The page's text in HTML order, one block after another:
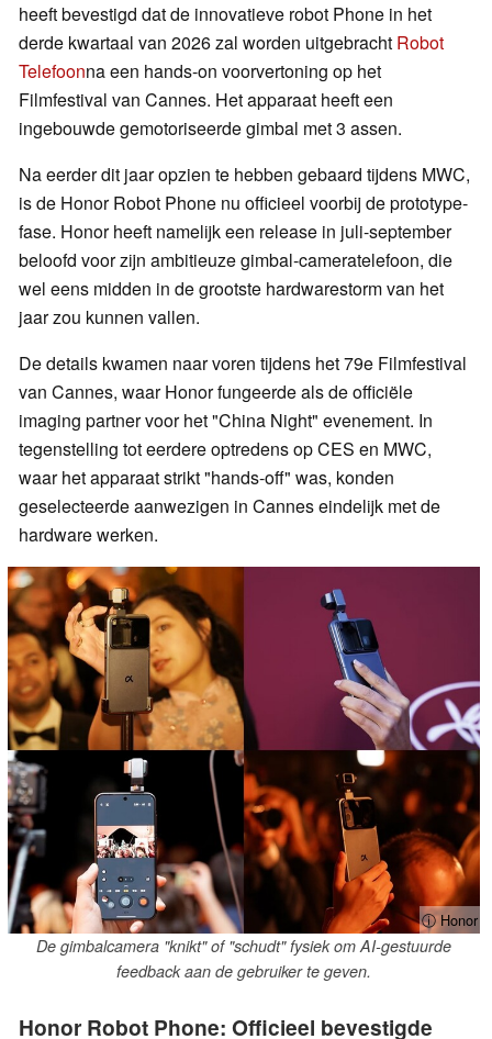
heeft bevestigd dat de innovatieve robot Phone in het
derde kwartaal van 2026 zal worden uitgebracht Robot
Telefoonna een hands-on voorvertoning op het
Filmfestival van Cannes. Het apparaat heeft een
ingebouwde gemotoriseerde gimbal met 3 assen.
Na eerder dit jaar opzien te hebben gebaard tijdens MWC,
is de Honor Robot Phone nu officieel voorbij de prototype-
fase. Honor heeft namelijk een release in juli-september
beloofd voor zijn ambitieuze gimbal-cameratelefoon, die
wel eens midden in de grootste hardwarestorm van het
jaar zou kunnen vallen.
De details kwamen naar voren tijdens het 79e Filmfestival
van Cannes, waar Honor fungeerde als de officiële
imaging partner voor het "China Night" evenement. In
tegenstelling tot eerdere optredens op CES en MWC,
waar het apparaat strikt "hands-off" was, konden
geselecteerde aanwezigen in Cannes eindelijk met de
hardware werken.
ⓘ Honor
De gimbalcamera "knikt" of "schudt" fysiek om AI-gestuurde
feedback aan de gebruiker te geven.
Honor Robot Phone: Officieel bevestigde